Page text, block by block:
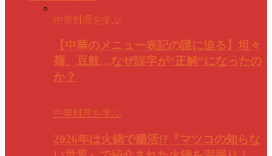
中華料理を学ぶ
【中華のメニュー表記の謎に迫る】坦々
麺、豆鼓…なぜ誤字が“正解”になったの
か？
中華料理を学ぶ
2026年は火鍋で腸活!?『マツコの知らな